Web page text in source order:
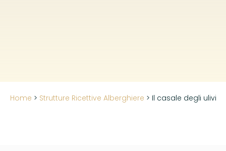
Home > Strutture Ricettive Alberghiere > Il casale degli ulivi